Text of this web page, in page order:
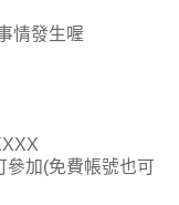
情發生喔
參加(免費帳號也可